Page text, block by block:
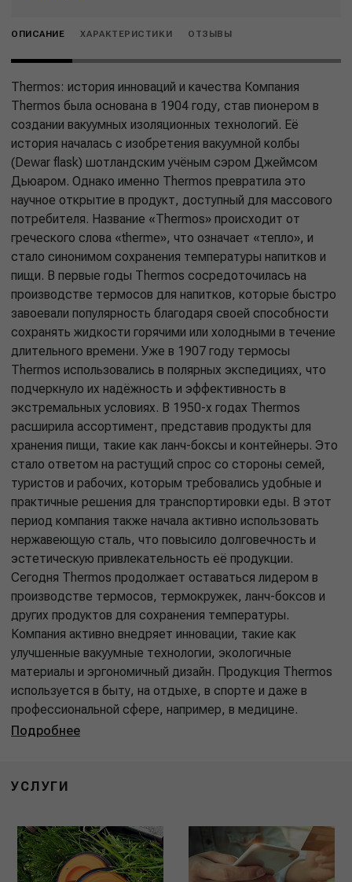
ОПИСАНИЕ ХАРАКТЕРИСТИКИ ОТЗЫВЫ
Thermos: история инноваций и качества Компания
Thermos была основана в 1904 году, став пионером в
создании вакуумных изоляционных технологий. Её
история началась с изобретения вакуумной колбы
(Dewar flask) шотландским учёным сэром Джеймсом
Дьюаром. Однако именно Thermos превратила это
научное открытие в продукт, доступный для массового
потребителя. Название «Thermos» происходит от
греческого слова «therme», что означает «тепло», и
стало синонимом сохранения температуры напитков и
пищи. В первые годы Thermos сосредоточилась на
производстве термосов для напитков, которые быстро
завоевали популярность благодаря своей способности
сохранять жидкости горячими или холодными в течение
длительного времени. Уже в 1907 году термосы
Thermos использовались в полярных экспедициях, что
подчеркнуло их надёжность и эффективность в
экстремальных условиях. В 1950-х годах Thermos
расширила ассортимент, представив продукты для
хранения пищи, такие как ланч-боксы и контейнеры. Это
стало ответом на растущий спрос со стороны семей,
туристов и рабочих, которым требовались удобные и
практичные решения для транспортировки еды. В этот
период компания также начала активно использовать
нержавеющую сталь, что повысило долговечность и
эстетическую привлекательность её продукции.
Сегодня Thermos продолжает оставаться лидером в
производстве термосов, термокружек, ланч-боксов и
других продуктов для сохранения температуры.
Компания активно внедряет инновации, такие как
улучшенные вакуумные технологии, экологичные
материалы и эргономичный дизайн. Продукция Thermos
используется в быту, на отдыхе, в спорте и даже в
профессиональной сфере, например, в медицине.
Подробнее
УСЛУГИ